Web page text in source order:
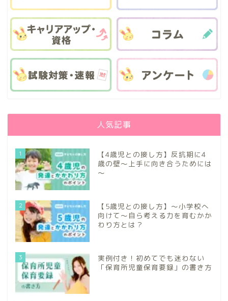
人気記事
1
【4歳児との接し方】反抗期に4
歳の壁～上手に向き合うためには
～
2
【5歳児との接し方】～小学校へ
向けて～自ら考える力を育むかか
わり方とは？
3
実例付き！初めてでも迷わない
「保育所児童保育要録」の書き方